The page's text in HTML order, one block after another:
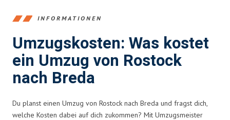
INFORMATIONEN
Umzugskosten: Was kostet
ein Umzug von Rostock
nach Breda
Du planst einen Umzug von Rostock nach Breda und fragst dich,
welche Kosten dabei auf dich zukommen? Mit Umzugsmeister